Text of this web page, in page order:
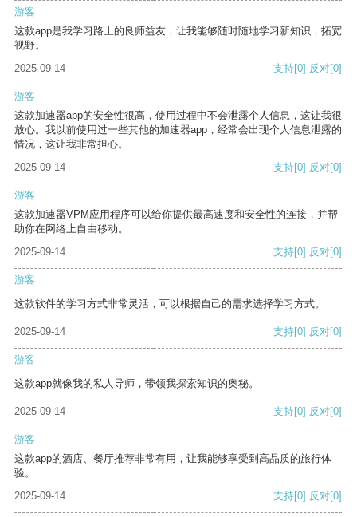
游客
这款app是我学习路上的良师益友，让我能够随时随地学习新知识，拓宽
视野。
2025-09-14
支持[0] 反对[0]
游客
这款加速器app的安全性很高，使用过程中不会泄露个人信息，这让我很
放心。我以前使用过一些其他的加速器app，经常会出现个人信息泄露的
情况，这让我非常担心。
2025-09-14
支持[0] 反对[0]
游客
这款加速器VPM应用程序可以给你提供最高速度和安全性的连接，并帮
助你在网络上自由移动。
2025-09-14
支持[0] 反对[0]
游客
这款软件的学习方式非常灵活，可以根据自己的需求选择学习方式。
2025-09-14 支持[0] 反对[0]
游客
这款app就像我的私人导师，带领我探索知识的奥秘。
2025-09-14 支持[0] 反对[0]
游客
这款app的酒店、餐厅推荐非常有用，让我能够享受到高品质的旅行体
验。
2025-09-14
支持[0] 反对[0]